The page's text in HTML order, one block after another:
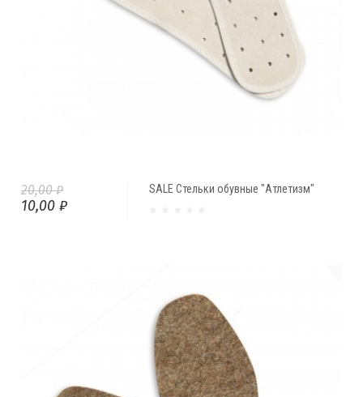
SALE Стельки обувные "Атлетизм"
20,00 ₽
10,00 ₽